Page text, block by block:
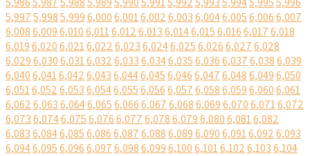
5,9975,9985,9996,0006,0016,0026,0036,0046,0056,0066,007
6,0086,0096,0106,0116,0126,0136,0146,0156,0166,0176,018
6,0196,0206,0216,0226,0236,0246,0256,0266,0276,028
6,0296,0306,0316,0326,0336,0346,0356,0366,0376,0386,039
6,0406,0416,0426,0436,0446,0456,0466,0476,0486,0496,050
6,0516,0526,0536,0546,0556,0566,0576,0586,0596,0606,061
6,0626,0636,0646,0656,0666,0676,0686,0696,0706,0716,072
6,0736,0746,0756,0766,0776,0786,0796,0806,0816,082
6,0836,0846,0856,0866,0876,0886,0896,0906,0916,0926,093
6,0946,0956,0966,0976,0986,0996,1006,1016,1026,1036,104